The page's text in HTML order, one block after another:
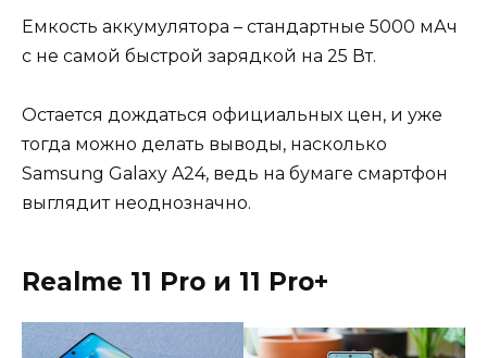
Емкость аккумулятора – стандартные 5000 мАч
с не самой быстрой зарядкой на 25 Вт.
Остается дождаться официальных цен, и уже
тогда можно делать выводы, насколько
Samsung Galaxy A24, ведь на бумаге смартфон
выглядит неоднозначно.
Realme 11 Pro и 11 Pro+